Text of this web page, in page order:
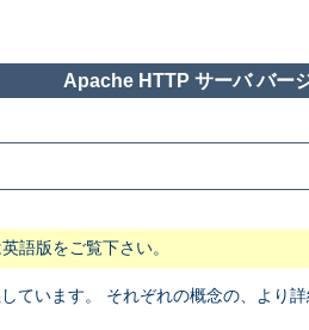
Apache HTTP サーバ バー
語版をご覧下さい。
います。 それぞれの概念の、より詳